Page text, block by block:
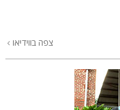
צפה בווידיאו